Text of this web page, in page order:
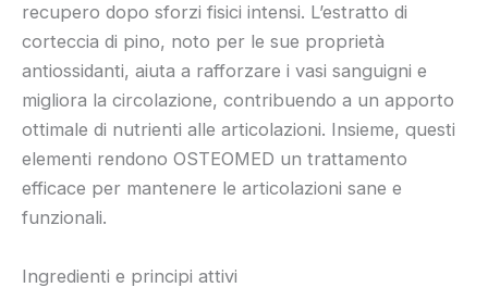
recupero dopo sforzi fisici intensi. L’estratto di
corteccia di pino, noto per le sue proprietà
antiossidanti, aiuta a rafforzare i vasi sanguigni e
migliora la circolazione, contribuendo a un apporto
ottimale di nutrienti alle articolazioni. Insieme, questi
elementi rendono OSTEOMED un trattamento
efficace per mantenere le articolazioni sane e
funzionali.
Ingredienti e principi attivi